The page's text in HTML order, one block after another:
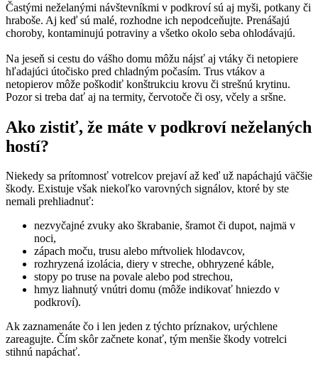
Častými neželanými návštevníkmi v podkroví sú aj myši, potkany či
hraboše. Aj keď sú malé, rozhodne ich nepodceňujte. Prenášajú
choroby, kontaminujú potraviny a všetko okolo seba ohlodávajú.
Na jeseň si cestu do vášho domu môžu nájsť aj vtáky či netopiere
hľadajúci útočisko pred chladným počasím. Trus vtákov a
netopierov môže poškodiť konštrukciu krovu či strešnú krytinu.
Pozor si treba dať aj na termity, červotoče či osy, včely a sršne.
Ako zistiť, že máte v podkroví neželaných
hostí?
Niekedy sa prítomnosť votrelcov prejaví až keď už napáchajú väčšie
škody. Existuje však niekoľko varovných signálov, ktoré by ste
nemali prehliadnuť:
nezvyčajné zvuky ako škrabanie, šramot či dupot, najmä v
noci,
zápach moču, trusu alebo mŕtvoliek hlodavcov,
rozhryzená izolácia, diery v streche, obhryzené káble,
stopy po truse na povale alebo pod strechou,
hmyz liahnutý vnútri domu (môže indikovať hniezdo v
podkroví).
Ak zaznamenáte čo i len jeden z týchto príznakov, urýchlene
zareagujte. Čím skôr začnete konať, tým menšie škody votrelci
stihnú napáchať.